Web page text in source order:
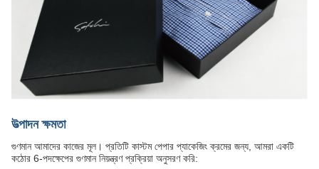
উত্পাদন ক্ষমতা
গুণমান আমাদের কাজের মূল। প্রতিটি কাস্টম পেপার প্যাকেজিং ক্রমের জন্য, আমরা একটি
কঠোর 6-পদক্ষেপের গুণমান নিয়ন্ত্রণ প্রক্রিয়া অনুসরণ করি: